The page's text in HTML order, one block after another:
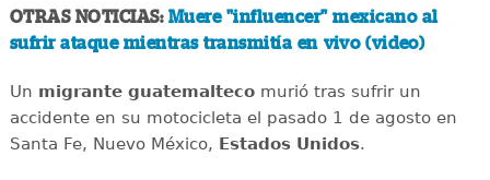
OTRAS NOTICIAS: Muere "influencer" mexicano al
sufrir ataque mientras transmitía en vivo (video)
Un migrante guatemaltecomurió tras sufrir un
accidente en su motocicleta el pasado 1 de agosto en
Santa Fe, Nuevo México, Estados Unidos.